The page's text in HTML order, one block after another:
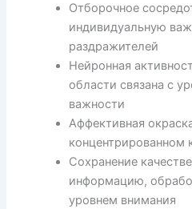
Отборочное
индивидуальную
раздражителей
Нейронная
области связана с
важности
Аффективная
концентрированном
Сохранение
информацию,
уровнем внимания